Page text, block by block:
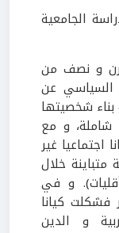
الجامعية
و نصف من
السياسي عن
شخصيتها
شاملة، و مع
غير
خلال
و في
فشكلت كيانا
و الدين